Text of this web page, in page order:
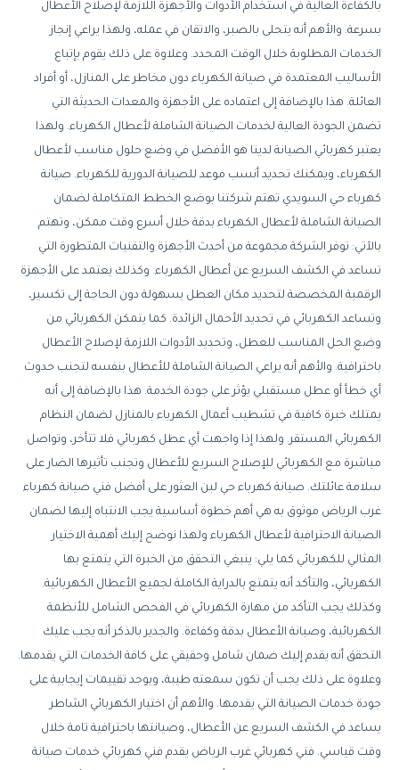
بالكفاءة العالية في استخدام الأدوات والأجهزة اللازمة لإصلاح الأعطال
بسرعة. والأهم أنه يتحلى بالصبر، والاتقان في عمله، ولهذا يراعي إنجاز
الخدمات المطلوبة خلال الوقت المحدد. وعلاوة على ذلك يقوم بإتباع
الأساليب المعتمدة في صيانة الكهرباء دون مخاطر على المنازل، أو أفراد
العائلة. هذا بالإضافة إلى اعتماده على الأجهزة والمعدات الحديثة التي
تضمن الجودة العالية لخدمات الصيانة الشاملة لأعطال الكهرباء. ولهذا
يعتبر كهربائي الصيانة لدينا هو الأفضل في وضع حلول مناسب لأعطال
الكهرباء، ويمكنك تحديد أنسب موعد للصيانة الدورية للكهرباء. صيانة
كهرباء حي السويدي تهتم شركتنا بوضع الخطط المتكاملة لضمان
الصيانة الشاملة لأعطال الكهرباء بدقة خلال أسرع وقت ممكن، وتهتم
بالآتي: توفر الشركة مجموعة من أحدث الأجهزة والتقنيات المتطورة التي
تساعد في الكشف السريع عن أعطال الكهرباء. وكذلك يعتمد على الأجهزة
الرقمية المخصصة لتحديد مكان العطل بسهولة دون الحاجة إلى تكسير،
وتساعد الكهربائي في تحديد الأحمال الزائدة. كما يتمكن الكهربائي من
وضع الحل المناسب للعطل، وتحديد الأدوات اللازمة لإصلاح الأعطال
باحترافية. والأهم أنه يراعي الصيانة الشاملة للأعطال بنفسه لتجنب حدوث
أي خطأ أو عطل مستقبلي يؤثر على جودة الخدمة. هذا بالإضافة إلى أنه
يمتلك خبرة كافية في تشطيب أعمال الكهرباء بالمنازل لضمان النظام
الكهربائي المستقر. ولهذا إذا واجهت أي عطل كهربائي فلا تتأخر، وتواصل
مباشرة مع الكهربائي للإصلاح السريع للأعطال وتجنب تأثيرها الضار على
سلامة عائلتك. صيانة كهرباء حي لبن العثور على أفضل فني صيانة كهرباء
غرب الرياض موثوق به هي أهم خطوة أساسية يجب الانتباه إليها لضمان
الصيانة الاحترافية لأعطال الكهرباء ولهذا نوضح إليك أهمية الاختيار
المثالي للكهربائي كما يلي: ينبغي التحقق من الخبرة التي يتمتع بها
الكهربائي، والتأكد أنه يتمتع بالدراية الكاملة لجميع الأعطال الكهربائية.
وكذلك يجب التأكد من مهارة الكهربائي في الفحص الشامل للأنظمة
الكهربائية، وصيانة الأعطال بدقة وكفاءة. والجدير بالذكر أنه يجب عليك
التحقق أنه يقدم إليك ضمان شامل وحقيقي على كافة الخدمات التي يقدمها.
وعلاوة على ذلك يجب أن تكون سمعته طيبة، ويوجد تقييمات إيجابية على
جودة خدمات الصيانة التي يقدمها. والأهم أن اختيار الكهربائي الشاطر
يساعد في الكشف السريع عن الأعطال، وصيانتها باحترافية تامة خلال
وقت قياسي. فني كهربائي غرب الرياض يقدم فني كهربائي خدمات صيانة